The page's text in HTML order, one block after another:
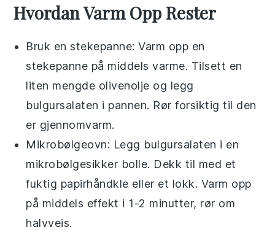
Hvordan Varm Opp Rester
Bruk en stekepanne: Varm opp en
stekepanne på middels varme. Tilsett en
liten mengde olivenolje og legg
bulgursalaten i pannen. Rør forsiktig til den
er gjennomvarm.
Mikrobølgeovn: Legg bulgursalaten i en
mikrobølgesikker bolle. Dekk til med et
fuktig papirhåndkle eller et lokk. Varm opp
på middels effekt i 1-2 minutter, rør om
halvveis.